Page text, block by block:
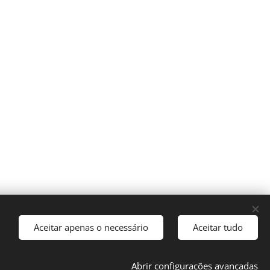
Idiomas
Aceitar apenas o necessário Aceitar tudo
Abrir configurações avançadas